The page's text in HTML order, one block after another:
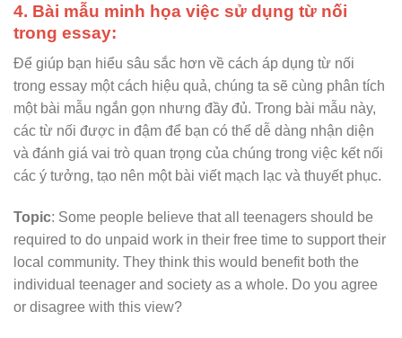
4. Bài mẫu minh họa việc sử dụng từ nối
trong essay:
Để giúp bạn hiểu sâu sắc hơn về cách áp dụng từ nối
trong essay một cách hiệu quả, chúng ta sẽ cùng phân tích
một bài mẫu ngắn gọn nhưng đầy đủ. Trong bài mẫu này,
các từ nối được in đậm để bạn có thể dễ dàng nhận diện
và đánh giá vai trò quan trọng của chúng trong việc kết nối
các ý tưởng, tạo nên một bài viết mạch lạc và thuyết phục.
Topic: Some people believe that all teenagers should be
required to do unpaid work in their free time to support their
local community. They think this would benefit both the
individual teenager and society as a whole. Do you agree
or disagree with this view?